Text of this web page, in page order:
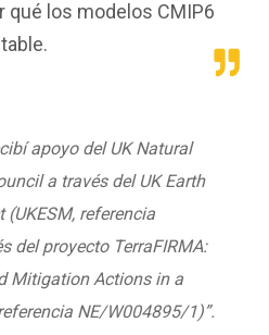
qué los modelos CMIP6
apoyo del UK Natural
a través del UK Earth
referencia
del proyecto TerraFIRMA:
Mitigation Actions in a
NE/W004895/1)”.